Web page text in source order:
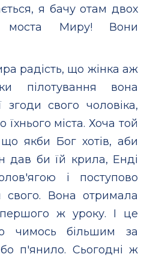
я бачу отам двох
моста Миру! Вони
радість, що жінка аж
пілотування вона
свого чоловіка,
міста. Хоча той
що якби Бог хотів, аби
дав би їй крила, Енді
і поступово
свого. Вона отримала
ж уроку. І це
чимось більшим за
п'янило. Сьогодні ж